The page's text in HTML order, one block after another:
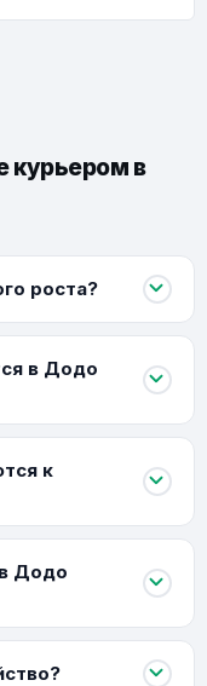
курьером в
роста?
в Додо
к
Додо